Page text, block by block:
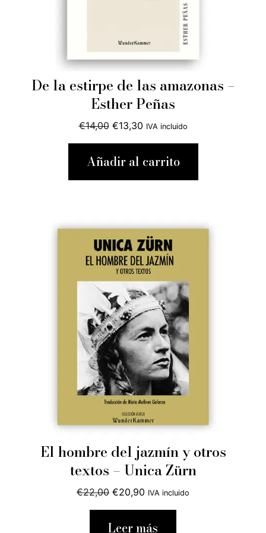
De la estirpe de las amazonas –
Esther Peñas
€14,00 El
precio
original
€13,30El
precio
actual
IVA incluido
Añadir al carrito
El hombre del jazmín y otros
textos – Unica Zürn
€22,00 El
precio
€20,90 El
precio
actual
IVA incluido
Leer más